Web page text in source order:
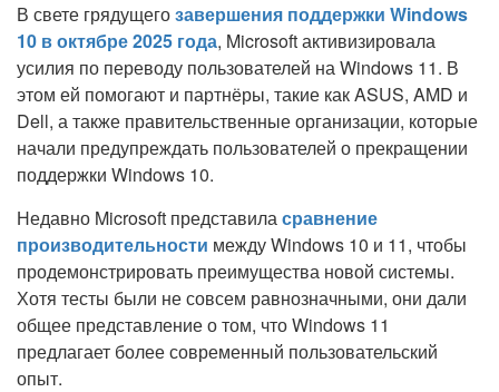
В свете грядущегозавершения поддержки Windows
10 в октябре 2025 года, Microsoft активизировала
усилия по переводу пользователей на Windows 11. В
этом ей помогают и партнёры, такие как ASUS, AMD и
Dell, а также правительственные организации, которые
начали предупреждать пользователей о прекращении
поддержки Windows 10.
Недавно Microsoft представиласравнение
производительности между Windows 10 и 11, чтобы
продемонстрировать преимущества новой системы.
Хотя тесты были не совсем равнозначными, они дали
общее представление о том, что Windows 11
предлагает более современный пользовательский
опыт.